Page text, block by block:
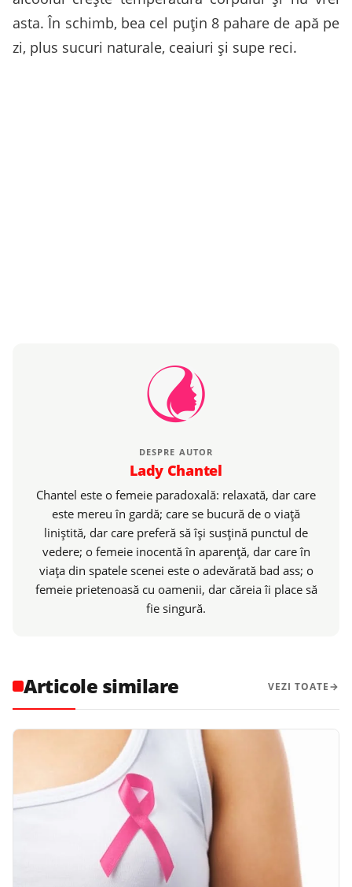
asta. În schimb, bea cel puţin 8 pahare de apă pe
zi, plus sucuri naturale, ceaiuri şi supe reci.
DESPRE AUTOR
Lady Chantel
Chantel este o femeie paradoxală: relaxată, dar care
este mereu în gardă; care se bucură de o viaţă
liniştită, dar care preferă să îşi susţină punctul de
vedere; o femeie inocentă în aparenţă, dar care în
viaţa din spatele scenei este o adevărată bad ass; o
femeie prietenoasă cu oamenii, dar căreia îi place să
fie singură.
Articole similare VEZI TOATE